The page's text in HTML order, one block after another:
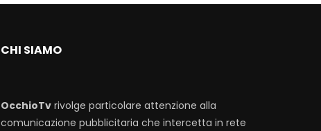
CHI SIAMO
OcchioTv rivolge particolare attenzione alla
comunicazione pubblicitaria che intercetta in rete